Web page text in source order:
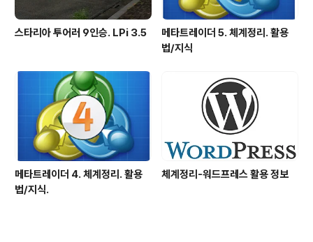
스타리아 투어러 9인승. LPi 3.5
메타트레이더 5. 체계정리. 활용
법/지식
메타트레이더 4. 체계정리. 활용
법/지식.
체계정리-워드프레스 활용 정보